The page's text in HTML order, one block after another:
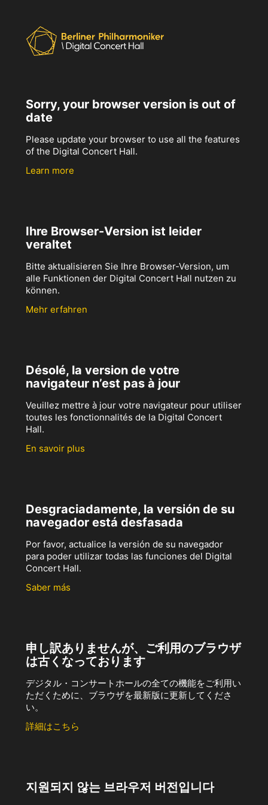
Sorry, your browser version is out of
date
Please update your browser to use all the features
of the Digital Concert Hall.
Learn more
Ihre Browser-Version ist leider
veraltet
Bitte aktualisieren Sie Ihre Browser-Version, um
alle Funktionen der Digital Concert Hall nutzen zu
können.
Mehr erfahren
Désolé, la version de votre
navigateur n’est pas à jour
Veuillez mettre à jour votre navigateur pour utiliser
toutes les fonctionnalités de la Digital Concert
Hall.
En savoir plus
Desgraciadamente, la versión de su
navegador está desfasada
Por favor, actualice la versión de su navegador
para poder utilizar todas las funciones del Digital
Concert Hall.
Saber más
申し訳ありませんが、ご利用のブラウザ
は古くなっております
デジタル・コンサートホールの全ての機能をご利用い
ただくために、ブラウザを最新版に更新してくださ
い。
詳細はこちら
지원되지 않는 브라우저 버전입니다